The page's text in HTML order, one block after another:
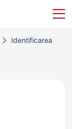
Identificarea